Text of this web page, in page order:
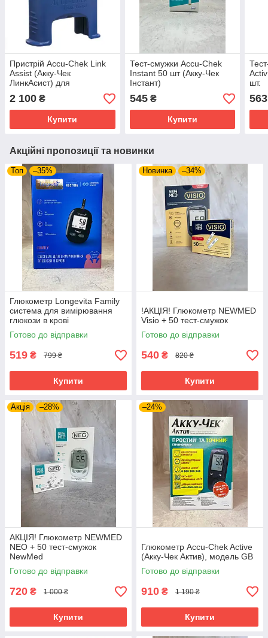
Пристрій Accu-Chek Link
Assist (Акку-Чек
ЛинкАсист) для
встановлення інфузійного
набору
2 100 ₴
Купити
Тест-смужки Accu-Chek
Instant 50 шт (Акку-Чек
Інстант)
545₴
Купити
шт.
563
Акційні пропозиції та новинки
Топ –35%
Глюкометр Longevita Family
система для вимірювання
глюкози в крові
Готово до відправки
519 ₴ 799 ₴
Купити
Новинка –34%
!АКЦІЯ! Глюкометр NEWMED
Visio + 50 тест-смужок
Готово до відправки
540 ₴ 820 ₴
Купити
Акція –28%
АКЦІЯ! Глюкометр NEWMED
NEO + 50 тест-смужок
NewMed
Готово до відправки
720 ₴ 1 000 ₴
Купити
–24%
Глюкометр Accu-Chek Active
(Акку-Чек Актив), модель GB
Готово до відправки
910 ₴ 1 190 ₴
Купити